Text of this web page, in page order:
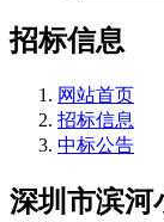
招标信息
网站首页
招标信息
中标公告
深圳市滨河